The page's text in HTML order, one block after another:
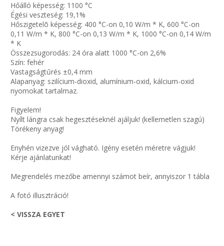
Hőálló képesség: 1100 °C
Égési veszteség: 19,1%
Hőszigetelõ képesség: 400 °C-on 0,10 W/m * K, 600 °C-on
0,11 W/m * K, 800 °C-on 0,13 W/m * K, 1000 °C-on 0,14 W/m
* K
Összezsugorodás: 24 óra alatt 1000 °C-on 2,6%
Szín: fehér
Vastagságtűrés ±0,4 mm
Alapanyag: szilícium-dioxid, alumínium-oxid, kálcium-oxid
nyomokat tartalmaz.
Figyelem!
Nyílt lángra csak hegesztéseknél ajáljuk! (kellemetlen szagú)
Törékeny anyag!
Enyhén vizezve jól vágható. Igény esetén méretre vágjuk!
Kérje ajánlatunkat!
Megrendelés mezőbe amennyi számot beír, annyiszor 1 tábla
A fotó illusztráció!
< VISSZA EGYET